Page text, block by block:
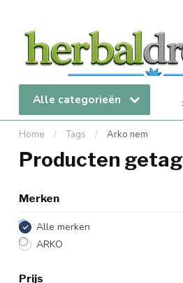
Alle categorieën
Home / Tags / Arko nem
Producten
Merken
Alle merken
ARKO
Prijs